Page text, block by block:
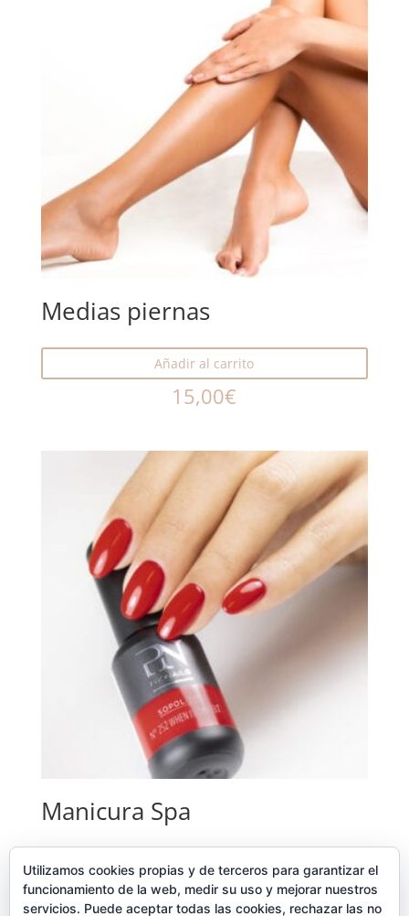
Medias piernas
Añadir al carrito
15,00€
Manicura Spa
Seleccionar opciones
41,00 €–51,00€
Utilizamos cookies propias y de terceros para garantizar el
funcionamiento de la web, medir su uso y mejorar nuestros
servicios. Puede aceptar todas las cookies, rechazar las no